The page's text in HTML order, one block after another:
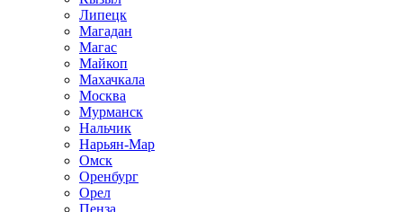
Липецк
Магадан
Магас
Майкоп
Махачкала
Москва
Мурманск
Нальчик
Нарьян-Мар
Омск
Оренбург
Орел